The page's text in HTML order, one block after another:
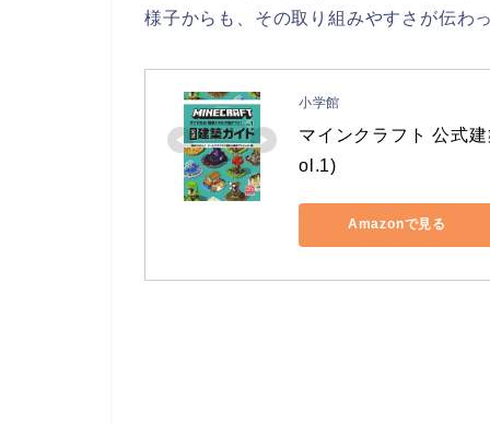
様子からも、その取り組みやすさが伝わ
小学館
マインクラフト 公式
ol.1)
Amazonで見る